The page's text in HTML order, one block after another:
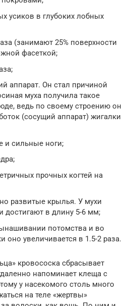
усиков в глубоких лобных
(занимают 25% поверхности
фасеткой;
аппарат. Он стал причиной
муха получила такое
ведь по своему строению он
(сосущий аппарат) жигалки
и сильные ноги;
прочных когтей на
развитые крылья. У мухи
достигают в длину 5-6 мм;
потомства и во
оно увеличивается в 1.5-2 раза.
кровососка сбрасывает
напоминает клеща с
у насекомого столь много
на теле «жертвы»